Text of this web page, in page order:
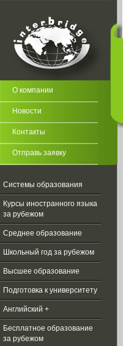
О компании
Новости
Контакты
Отправь заявку
Системы образования
Курсы иностранного языка
за рубежом
Среднее образование
Школьный год за рубежом
Высшее образование
Подготовка к университету
Английский +
Бесплатное образование
за рубежом